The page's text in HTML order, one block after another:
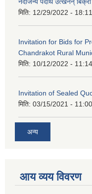
मिति: 12/29/2022 - 18:11
Invitation for Bids for
Chandrakot Rural
मिति: 10/12/2022 - 11:14
Invitation of Sealed
मिति: 03/15/2021 - 11:00
अन्य
आय व्यय विवरण